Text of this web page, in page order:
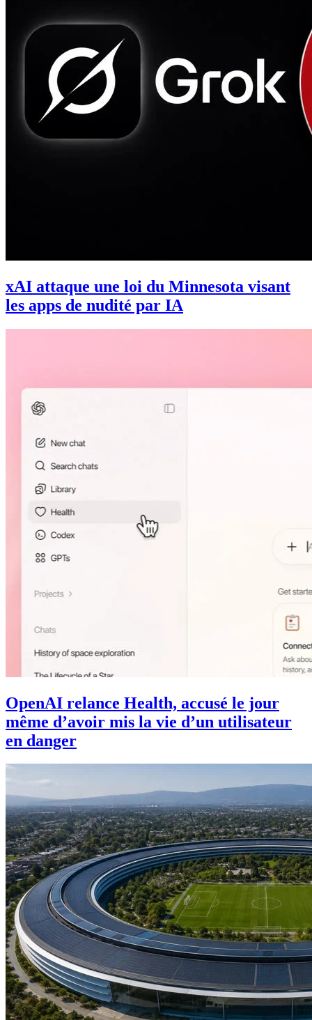
xAI attaque une loi du Minnesota visant
les apps de nudité par IA
OpenAI relance Health, accusé le jour
même d’avoir mis la vie d’un utilisateur
en danger